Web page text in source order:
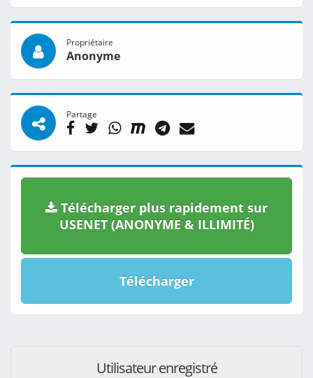
Propriétaire
Anonyme
Partage
Télécharger plus rapidement sur
USENET (ANONYME & ILLIMITÉ)
Télécharger
Utilisateur enregistré